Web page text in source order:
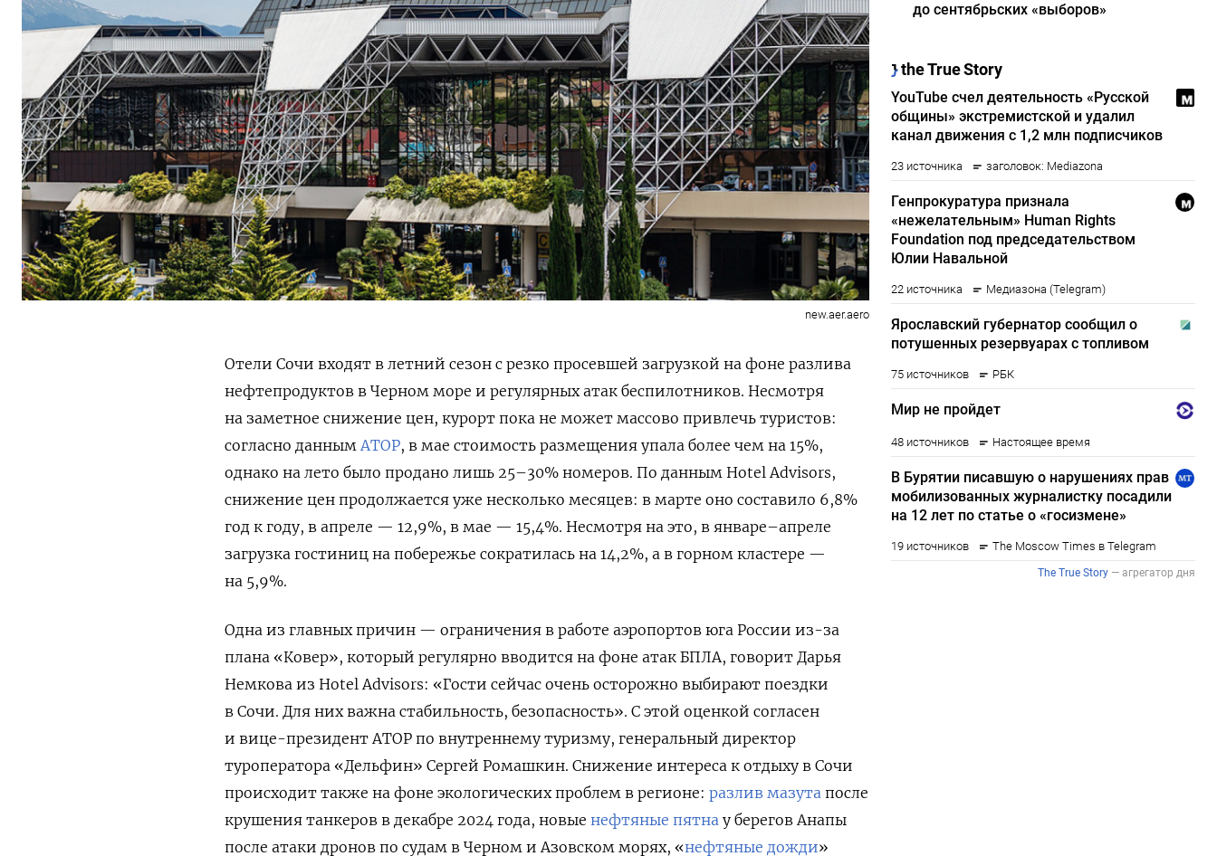
new.aer.aero
Отели Сочи входят в летний сезон с резко просевшей загрузкой на фоне разлива
нефтепродуктов в Черном море и регулярных атак беспилотников. Несмотря
на заметное снижение цен, курорт пока не может массово привлечь туристов:
согласно данным АТОР, в мае стоимость размещения упала более чем на 15%,
однако на лето было продано лишь 25–30% номеров. По данным Hotel Advisors,
снижение цен продолжается уже несколько месяцев: в марте оно составило 6,8%
год к году, в апреле — 12,9%, в мае — 15,4%. Несмотря на это, в январе–апреле
загрузка гостиниц на побережье сократилась на 14,2%, а в горном кластере —
на 5,9%.
Одна из главных причин — ограничения в работе аэропортов юга России из-за
плана «Ковер», который регулярно вводится на фоне атак БПЛА, говорит Дарья
Немкова из Hotel Advisors: «Гости сейчас очень осторожно выбирают поездки
в Сочи. Для них важна стабильность, безопасность». С этой оценкой согласен
и вице-президент АТОР по внутреннему туризму, генеральный директор
туроператора «Дельфин» Сергей Ромашкин. Снижение интереса к отдыху в Сочи
происходит также на фоне экологических проблем в регионе: разлив мазута после
крушения танкеров в декабре 2024 года, новые нефтяные пятна у берегов Анапы
после атаки дронов по судам в Черном и Азовском морях, «нефтяные дожди»
до сентябрьских «выборов»